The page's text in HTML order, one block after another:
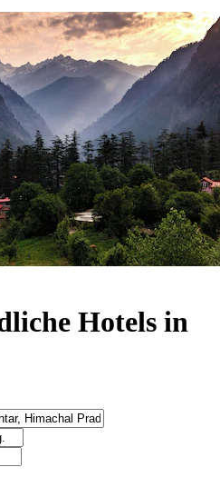
Hotels in